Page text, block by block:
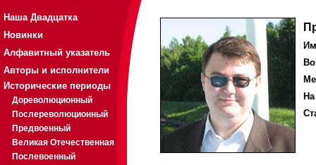
Наша Двадцатка
Новинки
Алфавитный указатель
Авторы и исполнители
Исторические периоды
Дореволюционный
Послереволюционный
Предвоенный
Великая Отечественная
Послевоенный